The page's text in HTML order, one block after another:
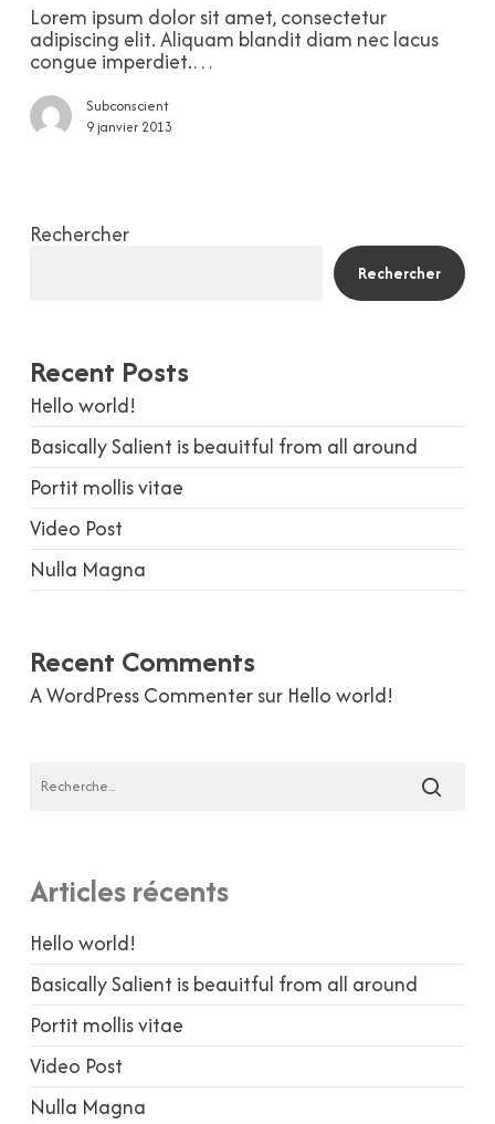
Lorem ipsum dolor sit amet, consectetur
adipiscing elit. Aliquam blandit diam nec lacus
congue imperdiet.…
Subconscient
9 janvier 2013
Rechercher
Rechercher
Recent Posts
Hello world!
Basically Salient is beauitful from all around
Portit mollis vitae
Video Post
Nulla Magna
Recent Comments
A WordPress Commentersur Hello world!
Articles récents
Hello world!
Basically Salient is beauitful from all around
Portit mollis vitae
Video Post
Nulla Magna